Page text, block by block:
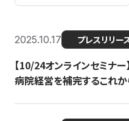
2025.10.17 プレスリリー
【10/24オンラインセミナ
病院経営を補完するこれか